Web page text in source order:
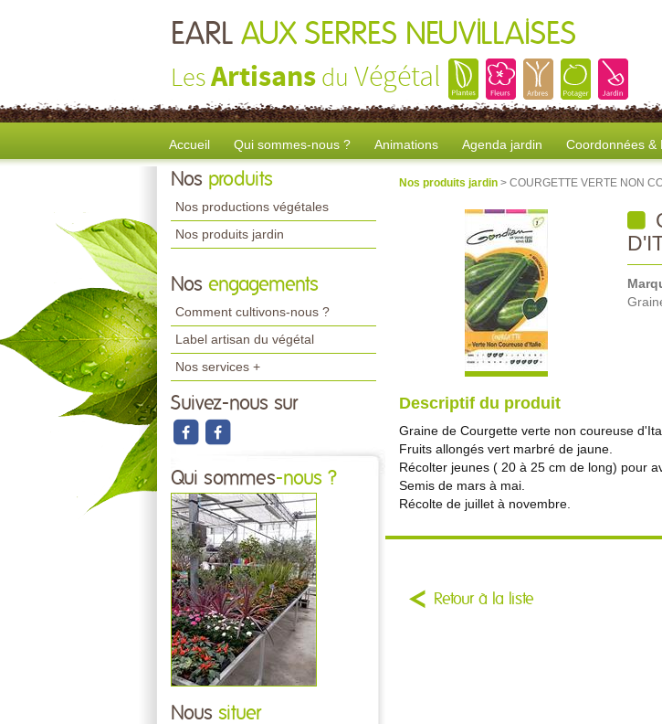
EARL AUX SERRES NEUVILLAISES
LesArtisans du Végétal
Accueil Qui sommes-nous ? Animations Agenda jardin Coordonnées &
Nos produits
Nos productions végétales
Nos produits jardin
Nos engagements
Comment cultivons-nous ?
Label artisan du végétal
Nos services +
Suivez-nous sur
Qui sommes-nous ?
Nous situer
Nos produits jardin > COURGETTE VERTE NON
Descriptif du produit
Graine de Courgette verte non coureuse
Fruits allongés vert marbré de jaune.
Récolter jeunes ( 20 à 25 cm de long) pour
Semis de mars à mai.
Récolte de juillet à novembre.
Retour à la liste